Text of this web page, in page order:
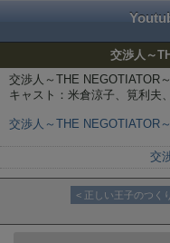
交渉人～
交渉人～THE NEGOTIATOR
キャスト：米倉涼子、筧利夫
交渉人～THE NEGOTIATOR
交
< 正しい王子のつく